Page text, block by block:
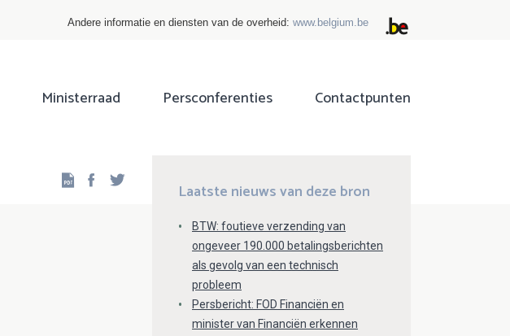
Andere informatie en diensten van de overheid: www.belgium.be
Ministerraad Persconferenties Contactpunten
Facebook
Laatste nieuws van deze bron
BTW: foutieve verzending van
ongeveer 190.000 betalingsberichten
als gevolg van een technisch
probleem
Persbericht: FOD Financiën en
minister van Financiën erkennen